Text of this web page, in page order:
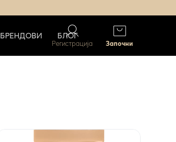
БРЕНДОВИ БЛОГ
Регистрација Започни